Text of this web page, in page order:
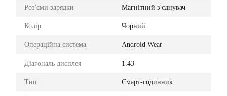
Роз'єми зарядки Магнітний з'єднувач
Колір Чорний
Операційна система Android Wear
Діагональ дисплея 1.43
Тип Смарт-годинник